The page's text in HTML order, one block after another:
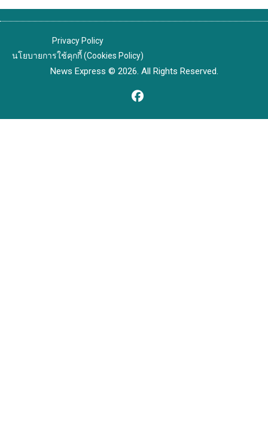
Privacy Policy
นโยบายการใช้คุกกี้ (Cookies Policy)
News Express © 2026. All Rights Reserved.